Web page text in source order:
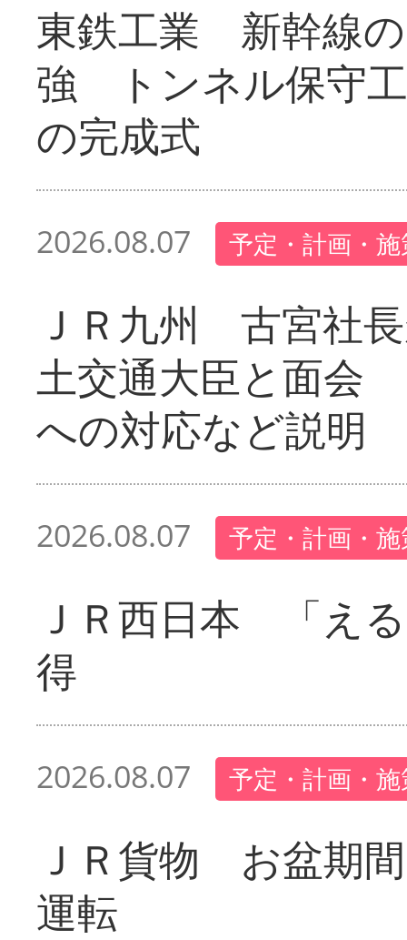
東鉄工業 新幹線
強 トンネル保守
の完成式
2026.08.07 予定・計画・
ＪＲ九州 古宮社
土交通大臣と面会
への対応など説明
2026.08.07 予定・計画・
ＪＲ西日本 「え
得
2026.08.07 予定・計画・
ＪＲ貨物 お盆期
運転